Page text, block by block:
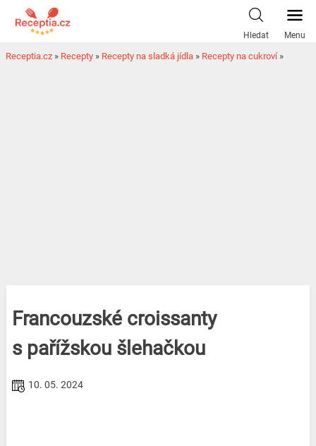
Hledat Menu
Receptia.cz » Recepty » Recepty na sladká jídla » Recepty na cukroví»
Francouzské croissanty
s pařížskou šlehačkou
10. 05. 2024